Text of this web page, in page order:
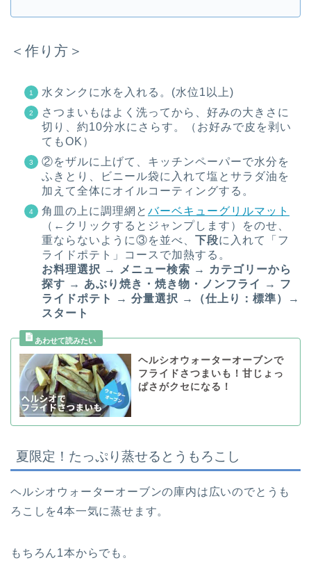
＜作り方＞
水タンクに水を入れる。(水位1以上)
さつまいもはよく洗ってから、好みの大きさに
切り、約10分水にさらす。（お好みで皮を剥い
てもOK）
②をザルに上げて、キッチンペーパーで水分を
ふきとり、ビニール袋に入れて塩とサラダ油を
加えて全体にオイルコーティングする。
角皿の上に調理網と バーベキューグリルマット
（←クリックするとジャンプします）をのせ、
重ならないように③を並べ、 下段に入れて「フ
ライドポテト」コースで加熱する。
お料理選択 → メニュー検索 → カテゴリーから
探す → あぶり焼き・焼き物・ノンフライ → フ
ライドポテト → 分量選択 →（仕上り：標準）→
スタート
ヘルシオウォーターオーブンで
フライドさつまいも！甘じょっ
ぱさがクセになる！
夏限定！たっぷり蒸せるとうもろこし
ヘルシオウォーターオーブンの庫内は広いのでとうも
ろこしを4本一気に蒸せます。
もちろん1本からでも。